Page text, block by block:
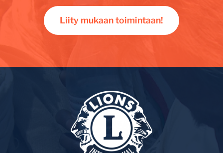
Liity mukaan toimintaan!